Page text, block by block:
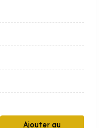
Ajouter au